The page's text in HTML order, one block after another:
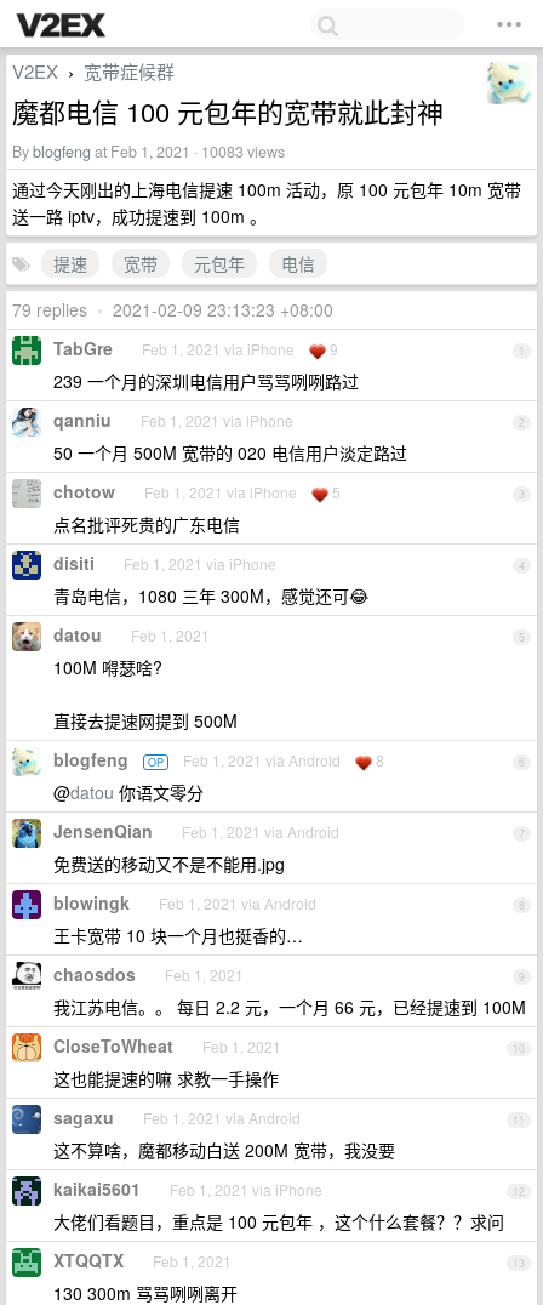
V2EX › 宽带症候群
魔都电信 100 元包年的宽带就此封神
Byblogfeng at Feb 1, 2021 · 10083 views
通过今天刚出的上海电信提速 100m 活动，原 100 元包年 10m 宽带
送一路 iptv，成功提速到 100m 。
提速
宽带 元包年
电信
79 replies • 2021-02-09 23:13:23 +08:00
1
TabGre Feb 1, 2021 via iPhone 9
239 一个月的深圳电信用户骂骂咧咧路过
2
qanniu Feb 1, 2021 via iPhone
50 一个月 500M 宽带的 020 电信用户淡定路过
3
chotow Feb 1, 2021 via iPhone 5
点名批评死贵的广东电信
4
disiti Feb 1, 2021 via iPhone
青岛电信，1080 三年 300M，感觉还可😂
5
datou Feb 1, 2021
100M 嘚瑟啥?
直接去提速网提到 500M
6
blogfeng OP Feb 1, 2021 via Android 8
@datou 你语文零分
7
JensenQian Feb 1, 2021 via Android
免费送的移动又不是不能用.jpg
8
blowingk Feb 1, 2021 via Android
王卡宽带 10 块一个月也挺香的…
9
chaosdos Feb 1, 2021
我江苏电信。。 每日 2.2 元，一个月 66 元，已经提速到 100M
10
CloseToWheat Feb 1, 2021
这也能提速的嘛 求教一手操作
11
sagaxu Feb 1, 2021 via Android
这不算啥，魔都移动白送 200M 宽带，我没要
12
kaikai5601 Feb 1, 2021 via iPhone
大佬们看题目，重点是 100 元包年 ，这个什么套餐？？求问
13
XTQQTX Feb 1, 2021
130 300m 骂骂咧咧离开